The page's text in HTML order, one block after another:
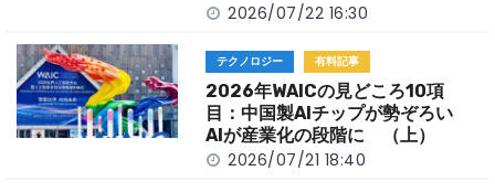
2026/07/22 16:30
テクノロジー 有料記事
2026年WAICの見どころ10項
目：中国製AIチップが勢ぞろい
AIが産業化の段階に （上）
2026/07/21 18:40